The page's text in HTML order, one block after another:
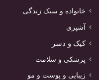
خانواده و سبک زندگی
آشپزی
کیک و دسر
پزشکی و سلامت
زیبایی و پوست و مو